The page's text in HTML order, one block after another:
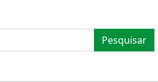
Pesquisar